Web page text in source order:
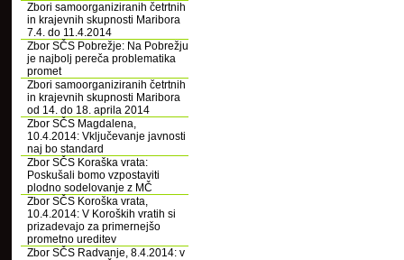
Zbori samoorganiziranih četrtnih
in krajevnih skupnosti Maribora
7.4. do 11.4.2014
Zbor SČS Pobrežje: Na Pobrežju
je najbolj pereča problematika
promet
Zbori samoorganiziranih četrtnih
in krajevnih skupnosti Maribora
od 14. do 18. aprila 2014
Zbor SČS Magdalena,
10.4.2014: Vključevanje javnosti
naj bo standard
Zbor SČS Koraška vrata:
Poskušali bomo vzpostaviti
plodno sodelovanje z MČ
Zbor SČS Koroška vrata,
10.4.2014: V Koroških vratih si
prizadevajo za primernejšo
prometno ureditev
Zbor SČS Radvanje, 8.4.2014: v